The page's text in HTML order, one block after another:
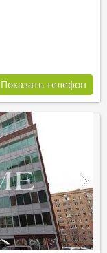
Показать телефон